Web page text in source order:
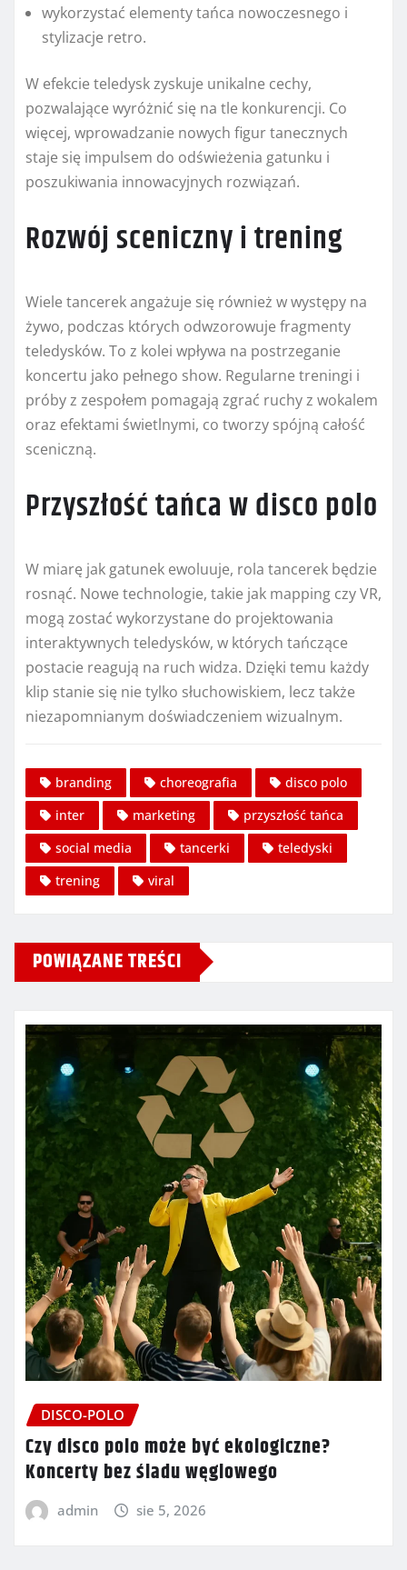
wykorzystać elementy tańca nowoczesnego i
stylizacje retro.
W efekcie teledysk zyskuje unikalne cechy,
pozwalające wyróżnić się na tle konkurencji. Co
więcej, wprowadzanie nowych figur tanecznych
staje się impulsem do odświeżenia gatunku i
poszukiwania innowacyjnych rozwiązań.
Rozwój sceniczny i trening
Wiele tancerek angażuje się również w występy na
żywo, podczas których odwzorowuje fragmenty
teledysków. To z kolei wpływa na postrzeganie
koncertu jako pełnego show. Regularne treningi i
próby z zespołem pomagają zgrać ruchy z wokalem
oraz efektami świetlnymi, co tworzy spójną całość
sceniczną.
Przyszłość tańca w disco polo
W miarę jak gatunek ewoluuje, rola tancerek będzie
rosnąć. Nowe technologie, takie jak mapping czy VR,
mogą zostać wykorzystane do projektowania
interaktywnych teledysków, w których tańczące
postacie reagują na ruch widza. Dzięki temu każdy
klip stanie się nie tylko słuchowiskiem, lecz także
niezapomnianym doświadczeniem wizualnym.
branding choreografia
disco polo
inter
marketing
przyszłość tańca
social media
tancerki
teledyski
trening
viral
POWIĄZANE TREŚCI
DISCO-POLO
Czy disco polo może być ekologiczne?
Koncerty bez śladu węglowego
admin sie 5, 2026